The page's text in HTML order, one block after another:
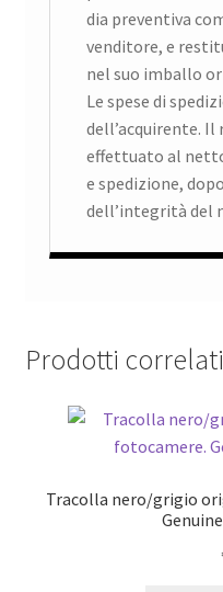
dia preventiva
venditore, e
nel suo imballo
Le spese di
dell’acquirente. Il
effettuato al
e spedizione,
dell’integrità del
Prodotti correlati
Tracolla nero/grigio